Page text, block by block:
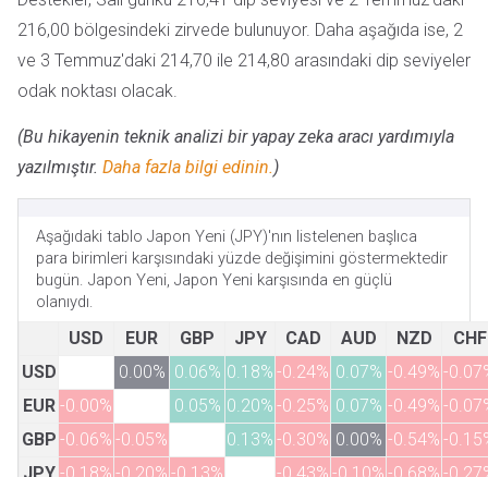
216,00 bölgesindeki zirvede bulunuyor. Daha aşağıda ise, 2
ve 3 Temmuz'daki 214,70 ile 214,80 arasındaki dip seviyeler
odak noktası olacak.
(Bu hikayenin teknik analizi bir yapay zeka aracı yardımıyla
yazılmıştır. Daha fazla bilgi edinin.)
Aşağıdaki tablo Japon Yeni (JPY)'nın listelenen başlıca
para birimleri karşısındaki yüzde değişimini göstermektedir
bugün. Japon Yeni, Japon Yeni karşısında en güçlü
olanıydı.
USD EUR GBP JPY CAD AUD NZD
CHF
USD
0.00% 0.06% 0.18% -0.24% 0.07% -0.49% -
EUR -0.00% 0.05% 0.20% -0.25% 0.07% -0.49% -
GBP -0.06% -0.05% 0.13% -0.30% 0.00% -0.54% -